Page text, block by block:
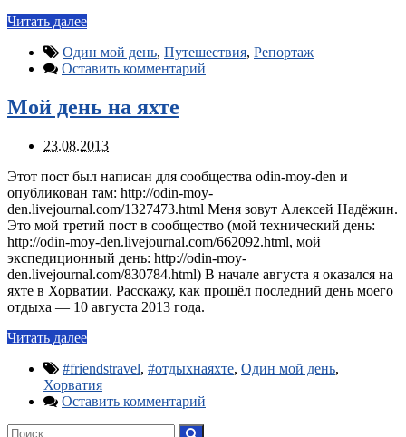
Читать далее
Один мой день, Путешествия, Репортаж
Оставить комментарий
Мой день на яхте
23.08.2013
Этот пост был написан для сообщества odin-moy-den и
опубликован там: http://odin-moy-
den.livejournal.com/1327473.html Меня зовут Алексей Надёжин.
Это мой третий пост в сообщество (мой технический день:
http://odin-moy-den.livejournal.com/662092.html, мой
экспедиционный день: http://odin-moy-
den.livejournal.com/830784.html) В начале августа я оказался на
яхте в Хорватии. Расскажу, как прошёл последний день моего
отдыха — 10 августа 2013 года.
Читать далее
#friendstravel, #отдыхнаяхте, Один мой день,
Хорватия
Оставить комментарий